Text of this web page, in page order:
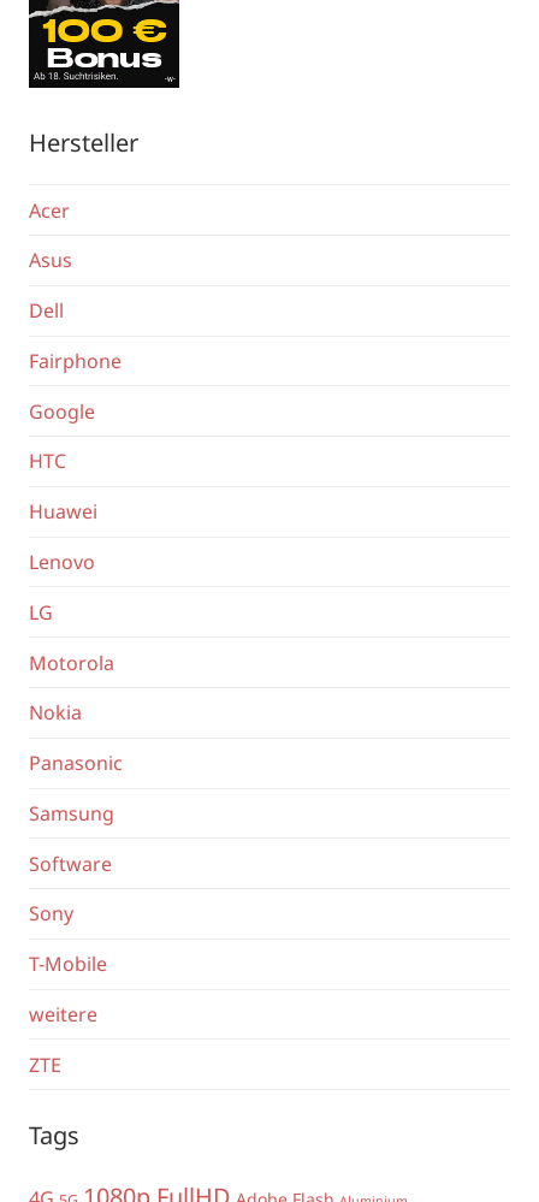
Hersteller
Acer
Asus
Dell
Fairphone
Google
HTC
Huawei
Lenovo
LG
Motorola
Nokia
Panasonic
Samsung
Software
Sony
T-Mobile
weitere
ZTE
Tags